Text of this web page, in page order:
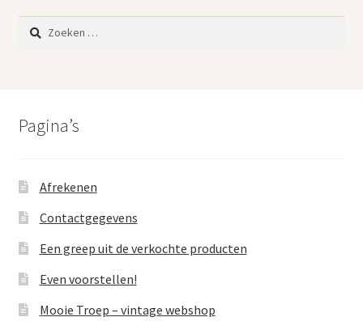
Zoeken
naar:
Pagina’s
Afrekenen
Contactgegevens
Een greep uit de verkochte producten
Even voorstellen!
Mooie Troep – vintage webshop